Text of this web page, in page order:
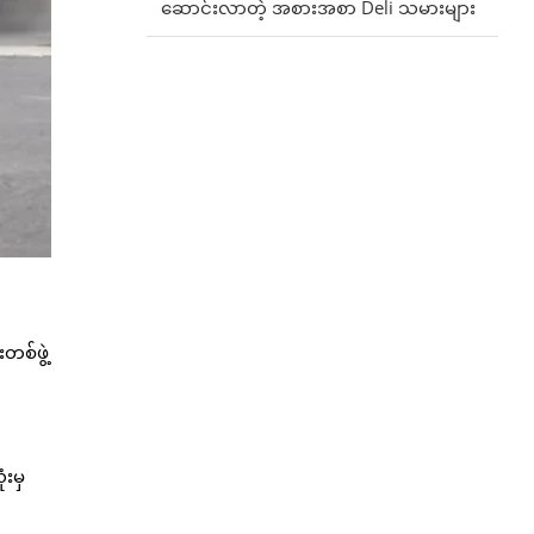
တစ်ဖွဲ့
မှ
ဆောင်းလာတဲ့ အစားအစာ Deli သမားများ